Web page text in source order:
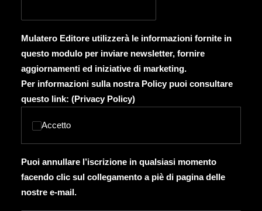
Mulatero Editore utilizzerà le informazioni fornite in
questo modulo per inviare newsletter, fornire
aggiornamenti ed iniziative di marketing.
Per informazioni sulla nostra Policy puoi consultare
questo link: (Privacy Policy)
Accetto
Puoi annullare l’iscrizione in qualsiasi momento
facendo clic sul collegamento a piè di pagina delle
nostre e-mail.